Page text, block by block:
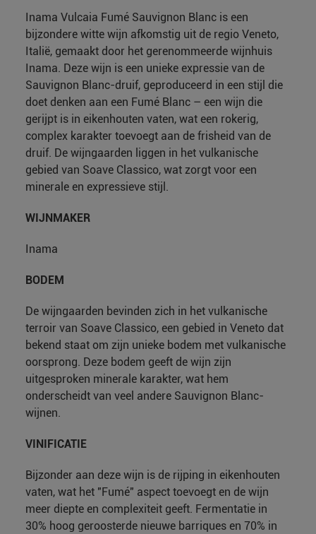
Inama Vulcaia Fumé Sauvignon Blanc is een
bijzondere witte wijn afkomstig uit de regio Veneto,
Italië, gemaakt door het gerenommeerde wijnhuis
Inama. Deze wijn is een unieke expressie van de
Sauvignon Blanc-druif, geproduceerd in een stijl die
doet denken aan een Fumé Blanc – een wijn die
gerijpt is in eikenhouten vaten, wat een rokerig,
complex karakter toevoegt aan de frisheid van de
druif. De wijngaarden liggen in het vulkanische
gebied van Soave Classico, wat zorgt voor een
minerale en expressieve stijl.
WIJNMAKER
Inama
BODEM
De wijngaarden bevinden zich in het vulkanische
terroir van Soave Classico, een gebied in Veneto dat
bekend staat om zijn unieke bodem met vulkanische
oorsprong. Deze bodem geeft de wijn zijn
uitgesproken minerale karakter, wat hem
onderscheidt van veel andere Sauvignon Blanc-
wijnen.
VINIFICATIE
Bijzonder aan deze wijn is de rijping in eikenhouten
vaten, wat het "Fumé" aspect toevoegt en de wijn
meer diepte en complexiteit geeft. Fermentatie in
30% hoog geroosterde nieuwe barriques en 70% in